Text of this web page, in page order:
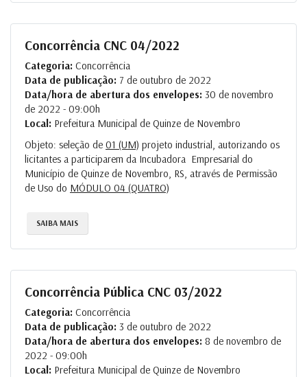
Concorrência CNC 04/2022
Categoria: Concorrência
Data de publicação: 7 de outubro de 2022
Data/hora de abertura dos envelopes: 30 de novembro
de 2022 - 09:00h
Local: Prefeitura Municipal de Quinze de Novembro
Objeto: seleção de 01 (UM) projeto industrial, autorizando os
licitantes a participarem da Incubadora Empresarial do
Município de Quinze de Novembro, RS, através de Permissão
de Uso do MÓDULO 04 (QUATRO)
SAIBA MAIS
Concorrência Pública CNC 03/2022
Categoria: Concorrência
Data de publicação: 3 de outubro de 2022
Data/hora de abertura dos envelopes: 8 de novembro de
2022 - 09:00h
Local: Prefeitura Municipal de Quinze de Novembro